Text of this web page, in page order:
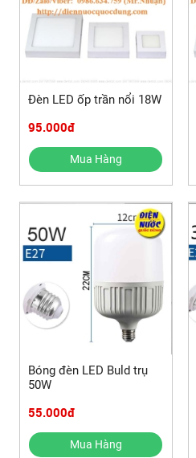
Đèn LED ốp trần nổi 18W
95.000đ
Mua Hàng
Bóng đèn LED Buld trụ
50W
55.000đ
Mua Hàng